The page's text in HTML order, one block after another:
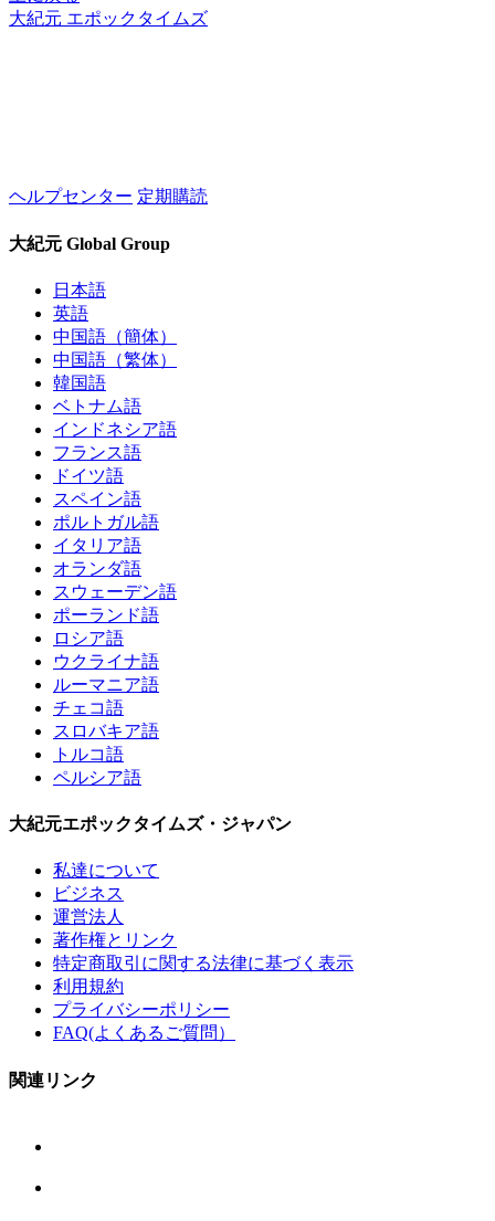
大紀元 エポックタイムズ
ヘルプセンター 定期購読
大紀元 Global Group
日本語
英語
中国語（簡体）
中国語（繁体）
韓国語
ベトナム語
インドネシア語
フランス語
ドイツ語
スペイン語
ポルトガル語
イタリア語
オランダ語
スウェーデン語
ポーランド語
ロシア語
ウクライナ語
ルーマニア語
チェコ語
スロバキア語
トルコ語
ペルシア語
大紀元エポックタイムズ・ジャパン
私達について
ビジネス
運営法人
著作権とリンク
特定商取引に関する法律に基づく表示
利用規約
プライバシーポリシー
FAQ(よくあるご質問）
関連リンク